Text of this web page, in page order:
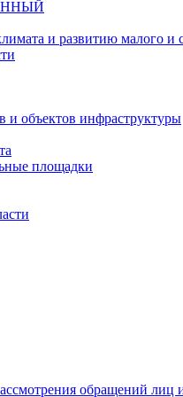
и развитию малого и
и объектов инфраструктуры
площадки
обращений лиц